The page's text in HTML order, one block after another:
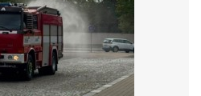
WebSlice |Tisk Aktualizováno: 4. 8. 2026
Nahoru ↑